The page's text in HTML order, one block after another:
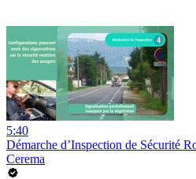
5:40
Démarche d’Inspection de Sécurité
Cerema